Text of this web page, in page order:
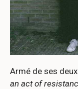
Armé de ses
an act of